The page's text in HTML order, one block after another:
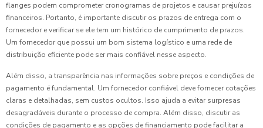
flanges podem comprometer cronogramas de projetos e causar prejuízos
financeiros. Portanto, é importante discutir os prazos de entrega com o
fornecedor e verificar se ele tem um histórico de cumprimento de prazos.
Um fornecedor que possui um bom sistema logístico e uma rede de
distribuição eficiente pode ser mais confiável nesse aspecto.
Além disso, a transparência nas informações sobre preços e condições de
pagamento é fundamental. Um fornecedor confiável deve fornecer cotações
claras e detalhadas, sem custos ocultos. Isso ajuda a evitar surpresas
desagradáveis durante o processo de compra. Além disso, discutir as
condições de pagamento e as opções de financiamento pode facilitar a